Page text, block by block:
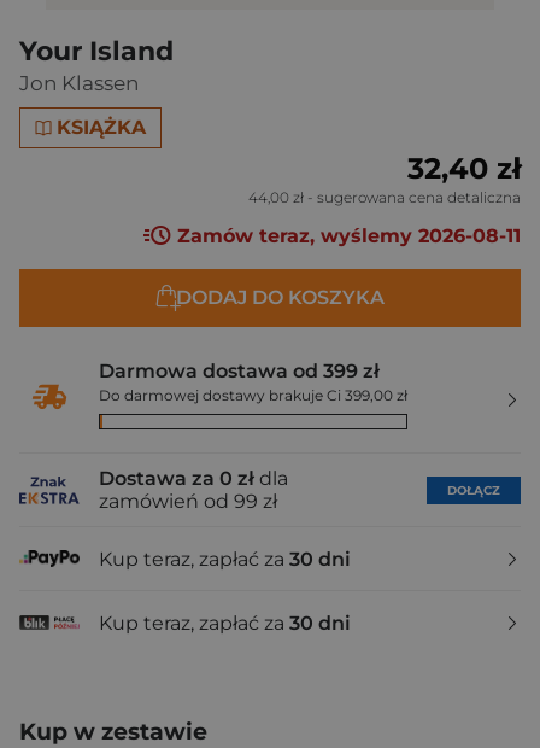
Your Island
Jon Klassen
KSIĄŻKA
32,40 zł
44,00 zł - sugerowana cena detaliczna
Zamów teraz, wyślemy 2026-08-11
DODAJ DO KOSZYKA
Darmowa dostawa od 399 zł
Do darmowej dostawy brakuje Ci 399,00 zł
Dostawa za 0 zł dla
zamówień od 99 zł
DOŁĄCZ
Kup teraz, zapłać za 30 dni
Kup teraz, zapłać za 30 dni
Kup w zestawie